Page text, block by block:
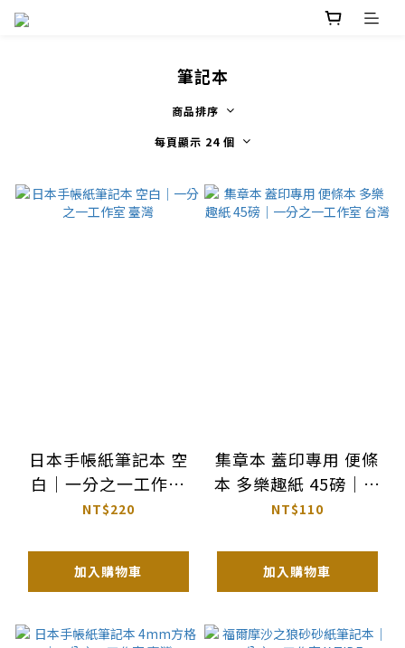
筆記本
商品排序
每頁顯示 24 個
日本手帳紙筆記本 空
白｜一分之一工作室
臺灣
NT$220
加入購物車
集章本 蓋印專用 便條
本 多樂趣紙 45磅｜一
分之一工作室 台灣
NT$110
加入購物車